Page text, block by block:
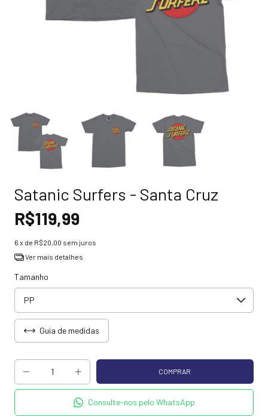
Satanic Surfers - Santa Cruz
R$119,99
6 x de R$20,00 sem juros
Ver mais detalhes
Tamanho
Guia de medidas
Consulte-nos pelo WhatsApp